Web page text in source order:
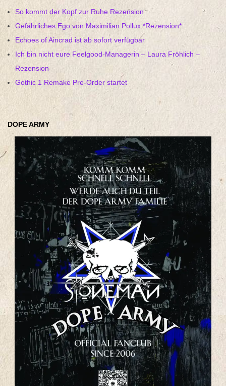
So kommt der Kopf zur Ruhe Rezension
Gefährliches Ego von Maximilian Pollux *Rezension*
Echoes of Aincrad ist ab sofort verfügbar
Ich bin nicht eure Feelgood-Managerin – Laura Fröhlich –
Rezension
Gothic 1 Remake Pre-Order startet
DOPE ARMY